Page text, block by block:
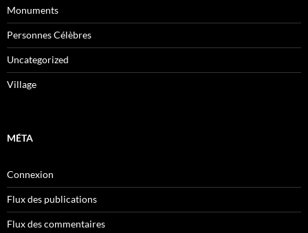
Monuments
Personnes Célèbres
Uncategorized
Village
MÉTA
Connexion
Flux des publications
Flux des commentaires